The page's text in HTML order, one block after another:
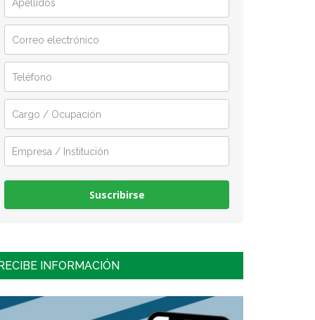
Suscribirse
INFORMACIÓN